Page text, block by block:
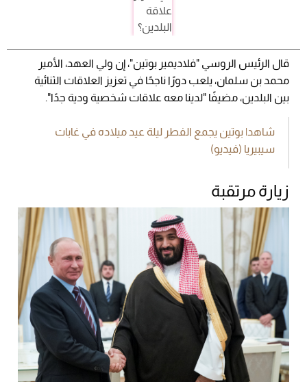
قال الرئيس الروسي "فلاديمير بوتين"، إن ولي العهد، الأمير
محمد بن سلمان، يلعب دورًا ناجحًا في تعزيز العلاقات الثنائية
بين البلدين، مضيفًا "لدينا معه علاقات شخصية ودية جدًا".
شاهد| بوتين يجمع الفطر ليلة عيد ميلاده في غابات
سيبيريا (فيديو)
زيارة مرتقبة